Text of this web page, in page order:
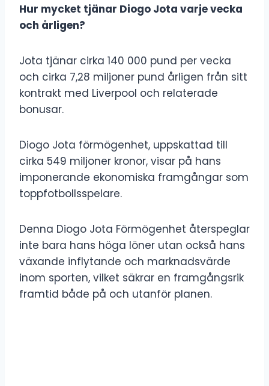
Hur mycket tjänar Diogo Jota varje vecka
och årligen?
Jota tjänar cirka 140 000 pund per vecka
och cirka 7,28 miljoner pund årligen från sitt
kontrakt med Liverpool och relaterade
bonusar.
Diogo Jota förmögenhet, uppskattad till
cirka 549 miljoner kronor, visar på hans
imponerande ekonomiska framgångar som
toppfotbollsspelare.
Denna Diogo Jota Förmögenhet återspeglar
inte bara hans höga löner utan också hans
växande inflytande och marknadsvärde
inom sporten, vilket säkrar en framgångsrik
framtid både på och utanför planen.